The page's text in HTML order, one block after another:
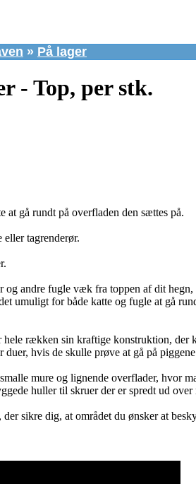
» På lager
- Top, per stk.
gå rundt på overfladen den sættes på.
eller tagrenderør.
andre fugle væk fra toppen af dit
umuligt for både katte og fugle at gå
rækken sin kraftige konstruktion,
hvis de skulle prøve at gå på
mure og lignende overflader, hvor
huller til skruer der er spredt ud
sikre dig, at området du ønsker at